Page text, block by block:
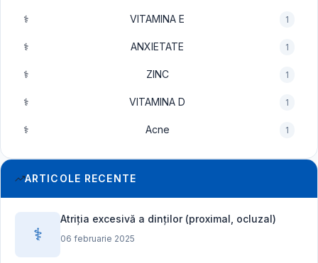
⚕️ VITAMINA E 1
⚕️ ANXIETATE 1
⚕️ ZINC 1
⚕️ VITAMINA D 1
⚕️ Acne 1
ARTICOLE RECENTE
⚕️
Atriția excesivă a dinților (proximal, ocluzal)
06 februarie 2025